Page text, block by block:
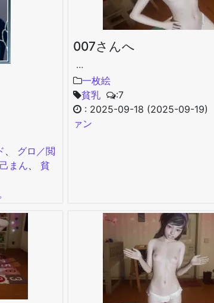
、 グロ／閲
まん、 貧
007さんへ
…
一枚絵
貧乳
:7
: 2025-09-18 (2025-09-19)
ァン